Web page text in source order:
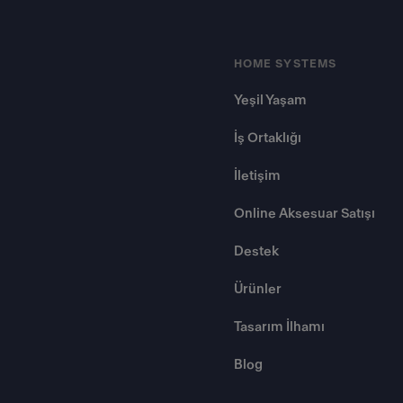
HOME SYSTEMS
Yeşil Yaşam
İş Ortaklığı
İletişim
Online Aksesuar Satışı
Destek
Ürünler
Tasarım İlhamı
Blog